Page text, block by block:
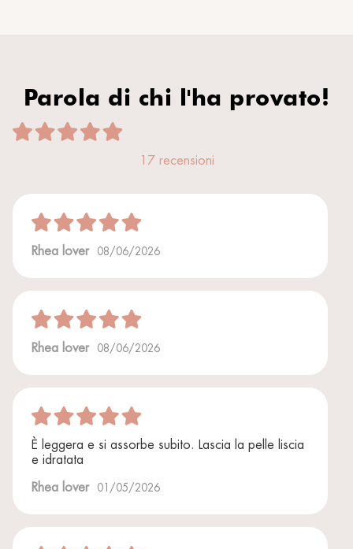
Parola di chi l'ha provato!
17 recensioni
Rhea lover 08/06/2026
Rhea lover 08/06/2026
È leggera e si assorbe subito. Lascia la pelle liscia
e idratata
Rhea lover 01/05/2026